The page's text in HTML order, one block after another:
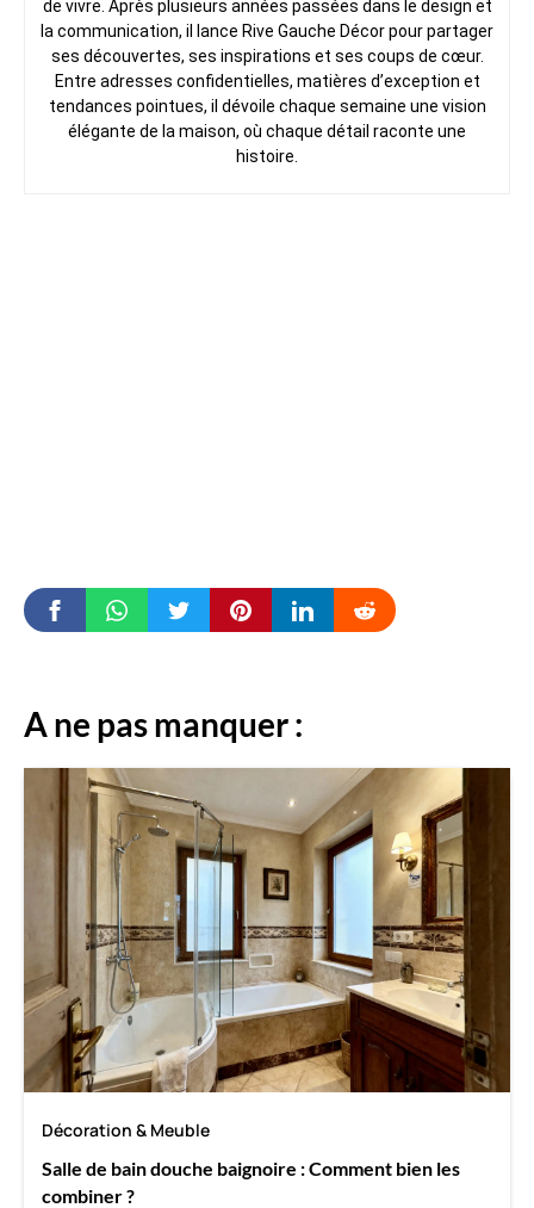
de vivre. Après plusieurs années passées dans le design et
la communication, il lance Rive Gauche Décor pour partager
ses découvertes, ses inspirations et ses coups de cœur.
Entre adresses confidentielles, matières d’exception et
tendances pointues, il dévoile chaque semaine une vision
élégante de la maison, où chaque détail raconte une
histoire.
A ne pas manquer :
Décoration & Meuble
Salle de bain douche baignoire : Comment bien les
combiner ?